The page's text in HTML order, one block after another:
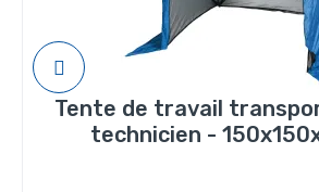
Tente de travail
technicien -